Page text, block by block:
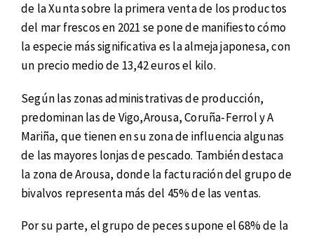
de la Xunta sobre la primera venta de los productos
del mar frescos en 2021 se pone de manifiesto cómo
la especie más significativa es la almeja japonesa, con
un precio medio de 13,42 euros el kilo.
Según las zonas administrativas de producción,
predominan las de Vigo,Arousa, Coruña-Ferrol y A
Mariña, que tienen en su zona de influencia algunas
de las mayores lonjas de pescado. También destaca
la zona de Arousa, donde la facturación del grupo de
bivalvos representa más del 45% de las ventas.
Por su parte, el grupo de peces supone el 68% de la